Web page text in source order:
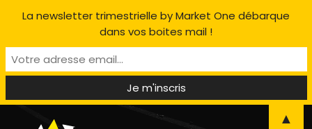
La newsletter trimestrielle by Market One débarque
dans vos boites mail !
▲